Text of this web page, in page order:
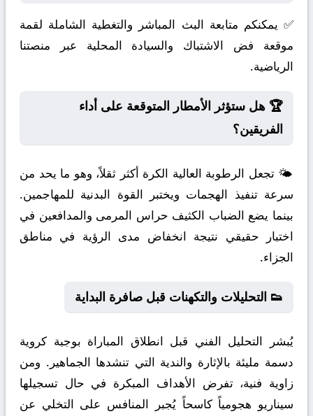
✅ يمكنكم متابعة البث المباشر والتغطية الشاملة لقمة
موقعة فض الاشتباك والسيادة المحلية عبر منصتنا
الرياضية.
🏆 هل ستؤثر الأمطار المتوقعة على أداء
الفريقين؟
🌤️ تجعل الرطوبة العالية الكرة أكثر ثقلاً، وهو ما يحد من
سرعة تنفيذ الهجمات ويختبر القوة البدنية للمهاجمين.
بينما يضع الضباب الكثيف حراس المرمى والمدافعين في
اختبار حقيقي نتيجة انخفاض مدى الرؤية في مناطق
الجزاء.
👟 التحليلات والتكهنات قبل صافرة البداية
يُبشر التحليل الفني قبل انطلاق المباراة بوجبة كروية
دسمة مليئة بالإثارة والندية التي تنشدها الجماهير. ومن
زاوية فنية، تفرض الأهداف المبكرة في حال تسجيلها
سيناريو هجومياً كاسحاً يُجبر المنافس على التخلي عن